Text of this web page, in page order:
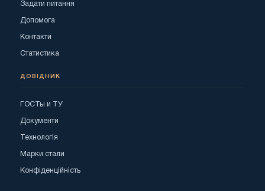
Задати питання
Допомога
Контакти
Статистика
ДОВІДНИК
ГОСТы и ТУ
Документи
Технологія
Марки стали
Конфіденційність